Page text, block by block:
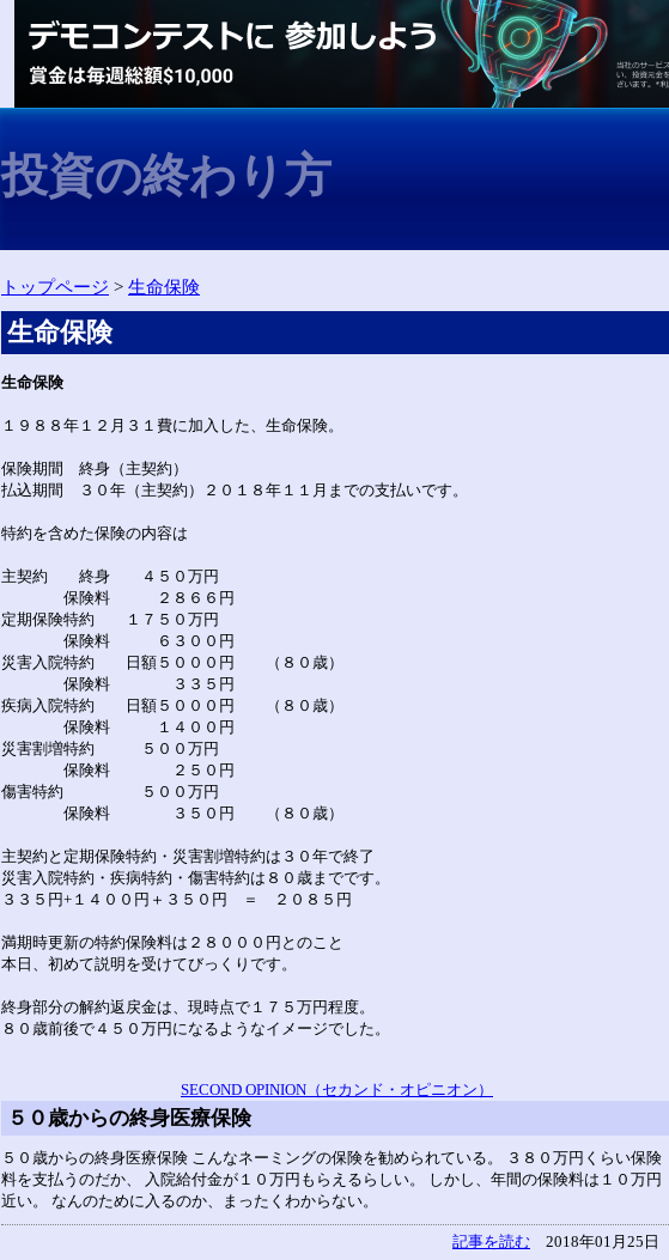
投資の終わり方
トップページ > 生命保険
生命保険
生命保険
１９８８年１２月３１費に加入した、生命保険。
保険期間 終身（主契約）
払込期間 ３０年（主契約）２０１８年１１月までの支払いです。
特約を含めた保険の内容は
主契約 終身 ４５０万円
保険料 ２８６６円
定期保険特約 １７５０万円
保険料 ６３００円
災害入院特約 日額５０００円 （８０歳）
保険料 ３３５円
疾病入院特約 日額５０００円 （８０歳）
保険料 １４００円
災害割増特約 ５００万円
保険料 ２５０円
傷害特約 ５００万円
保険料 ３５０円 （８０歳）
主契約と定期保険特約・災害割増特約は３０年で終了
災害入院特約・疾病特約・傷害特約は８０歳までです。
３３５円+１４００円＋３５０円 ＝ ２０８５円
満期時更新の特約保険料は２８０００円とのこと
本日、初めて説明を受けてびっくりです。
終身部分の解約返戻金は、現時点で１７５万円程度。
８０歳前後で４５０万円になるようなイメージでした。
SECOND OPINION（セカンド・オピニオン）
５０歳からの終身医療保険
５０歳からの終身医療保険 こんなネーミングの保険を勧められている。 ３８０万円くらい保険
料を支払うのだか、 入院給付金が１０万円もらえるらしい。 しかし、年間の保険料は１０万円
近い。 なんのために入るのか、まったくわからない。
記事を読む 2018年01月25日